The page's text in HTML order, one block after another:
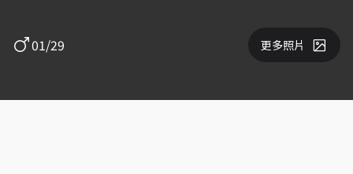
01/29 更多照片